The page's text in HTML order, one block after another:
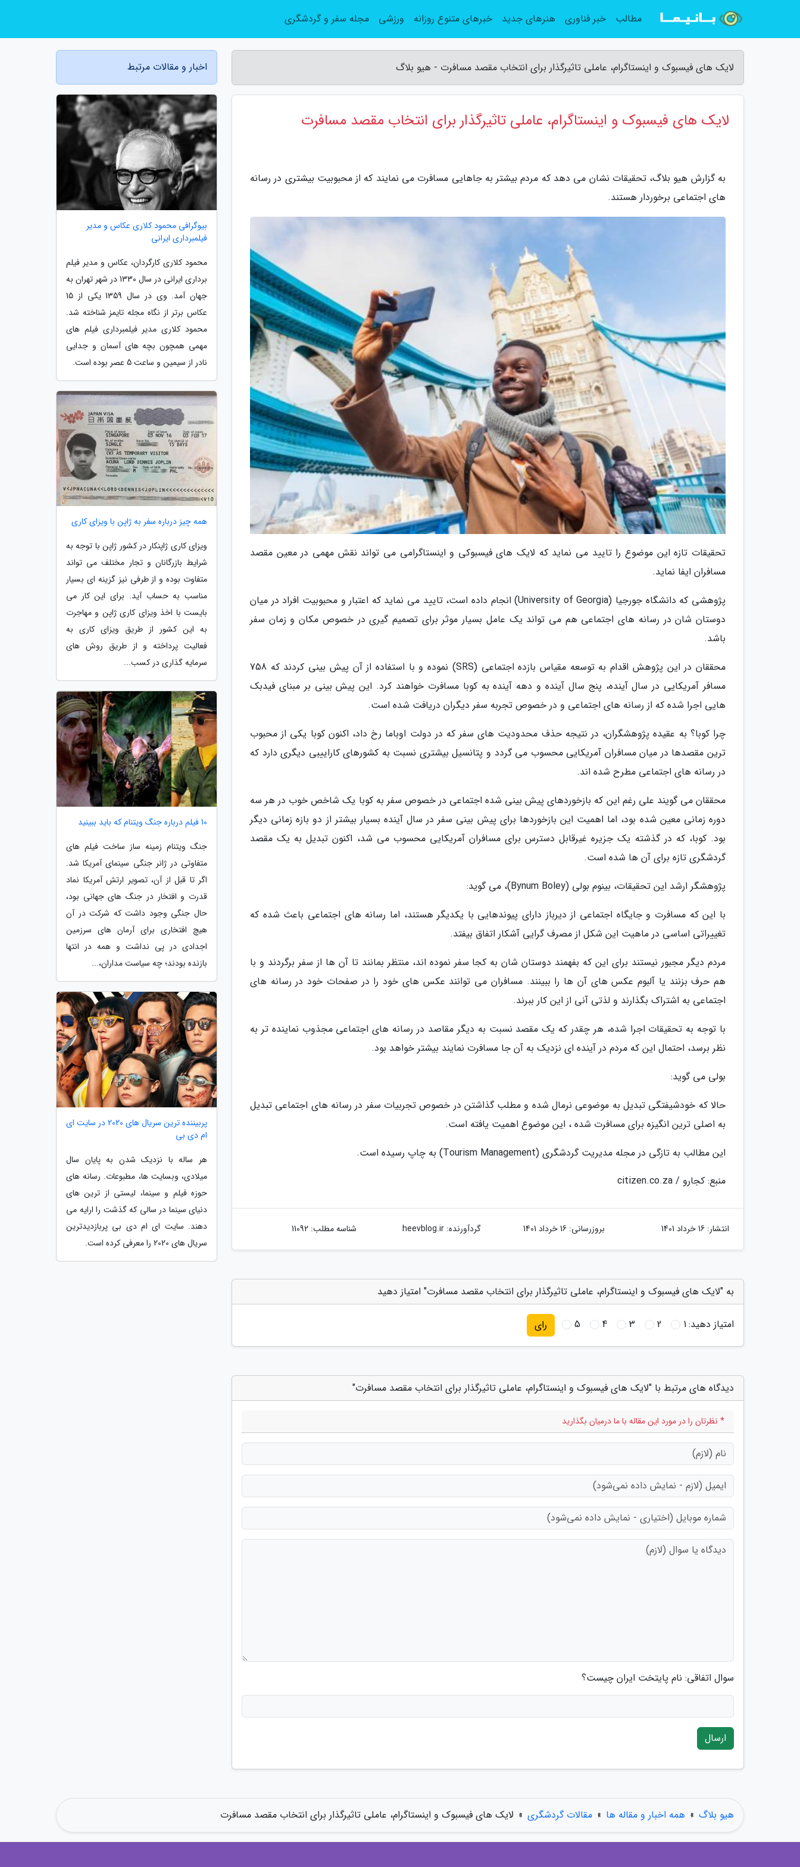
لایک های فیسبوک و اینستاگرام، عاملی تاثیرگذار برای انتخاب مقصد مسافرت - هیو بلاگ
لایک های فیسبوک و اینستاگرام، عاملی تاثیرگذار برای انتخاب مقصد مسافرت
به گزارش هیو بلاگ، تحقیقات نشان می دهد که مردم بیشتر به جاهایی مسافرت می نمایند که از محبوبیت بیشتری در رسانه
های اجتماعی برخوردار هستند.
تحقیقات تازه این موضوع را تایید می نماید که لایک های فیسبوکی و اینستاگرامی می تواند نقش مهمی در معین مقصد
مسافران ایفا نماید.
پژوهشی که دانشگاه جورجیا (University of Georgia) انجام داده است، تایید می نماید که اعتبار و محبوبیت افراد در میان
دوستان شان در رسانه های اجتماعی هم می تواند یک عامل بسیار موثر برای تصمیم گیری در خصوص مکان و زمان سفر
باشد.
محققان در این پژوهش اقدام به توسعه مقیاس بازده اجتماعی (SRS) نموده و با استفاده از آن پیش بینی کردند که 758
مسافر آمریکایی در سال آینده، پنج سال آینده و دهه آینده به کوبا مسافرت خواهند کرد. این پیش بینی بر مبنای فیدبک
هایی اجرا شده که از رسانه های اجتماعی و در خصوص تجربه سفر دیگران دریافت شده است.
چرا کوبا؟ به عقیده پژوهشگران، در نتیجه حذف محدودیت های سفر که در دولت اوباما رخ داد، اکنون کوبا یکی از محبوب
ترین مقصدها در میان مسافران آمریکایی محسوب می گردد و پتانسیل بیشتری نسبت به کشورهای کاراییبی دیگری دارد که
در رسانه های اجتماعی مطرح شده اند.
محققان می گویند علی رغم این که بازخوردهای پیش بینی شده اجتماعی در خصوص سفر به کوبا یک شاخص خوب در هر سه
دوره زمانی معین شده بود، اما اهمیت این بازخوردها برای پیش بینی سفر در سال آینده بسیار بیشتر از دو بازه زمانی دیگر
بود. کوبا، که در گذشته یک جزیره غیرقابل دسترس برای مسافران آمریکایی محسوب می شد، اکنون تبدیل به یک مقصد
گردشگری تازه برای آن ها شده است.
پژوهشگر ارشد این تحقیقات، بینوم بولی (Bynum Boley)، می گوید:
با این که مسافرت و جایگاه اجتماعی از دیرباز دارای پیوندهایی با یکدیگر هستند، اما رسانه های اجتماعی باعث شده که
تغییراتی اساسی در ماهیت این شکل از مصرف گرایی آشکار اتفاق بیفتد.
مردم دیگر مجبور نیستند برای این که بفهمند دوستان شان به کجا سفر نموده اند، منتظر بمانند تا آن ها از سفر برگردند و با
هم حرف بزنند یا آلبوم عکس های آن ها را ببینند. مسافران می توانند عکس های خود را در صفحات خود در رسانه های
اجتماعی به اشتراک بگذارند و لذتی آنی از این کار ببرند.
با توجه به تحقیقات اجرا شده، هر چقدر که یک مقصد نسبت به دیگر مقاصد در رسانه های اجتماعی مجذوب نماینده تر به
نظر برسد، احتمال این که مردم در آینده ای نزدیک به آن جا مسافرت نمایند بیشتر خواهد بود.
بولی می گوید:
حالا که خودشیفتگی تبدیل به موضوعی نرمال شده و مطلب گذاشتن در خصوص تجربیات سفر در رسانه های اجتماعی تبدیل
به اصلی ترین انگیزه برای مسافرت شده ، این موضوع اهمیت یافته است.
این مطالب به تازگی در مجله مدیریت گردشگری (Tourism Management) به چاپ رسیده است.
منبع: کجارو / citizen.co.za
انتشار: 16 خرداد 1401 بروزرسانی: 16 خرداد 1401 گردآورنده:heevblog.ir شناسه مطلب: 11092
به "لایک های فیسبوک و اینستاگرام، عاملی تاثیرگذار برای انتخاب مقصد مسافرت" امتیاز دهید
امتیاز دهید:1
2
3
4
5 رای
دیدگاه های مرتبط با "لایک های فیسبوک و اینستاگرام، عاملی تاثیرگذار برای انتخاب مقصد مسافرت"
* نظرتان را در مورد این مقاله با ما درمیان بگذارید
سوال اتفاقی: نام پایتخت ایران چیست؟
ارسال
اخبار و مقالات مرتبط
بیوگرافی محمود کلاری عکاس و مدیر
فیلمبرداری ایرانی
محمود کلاری کارگردان، عکاس و مدیر فیلم
برداری ایرانی در سال 1330 در شهر تهران به
جهان آمد. وی در سال 1359 یکی از 15
عکاس برتر از نگاه مجله تایمز شناخته شد.
محمود کلاری مدیر فیلمبرداری فیلم های
مهمی همچون بچه های آسمان و جدایی
نادر از سیمین و ساعت 5 عصر بوده است.
همه چیز درباره سفر به ژاپن با ویزای کاری
ویزای کاری ژاپنکار در کشور ژاپن با توجه به
شرایط بازرگانان و تجار مختلف می تواند
متفاوت بوده و از طرفی نیز گزینه ای بسیار
مناسب به حساب آید. برای این کار می
بایست با اخذ ویزای کاری ژاپن و مهاجرت
به این کشور از طریق ویزای کاری به
فعالیت پرداخته و از طریق روش های
سرمایه گذاری در کسب...
10 فیلم درباره جنگ ویتنام که باید ببینید
جنگ ویتنام زمینه ساز ساخت فیلم های
متفاوتی در ژانر جنگی سینمای آمریکا شد.
اگر تا قبل از آن، تصویر ارتش آمریکا نماد
قدرت و افتخار در جنگ های جهانی بود،
حال جنگی وجود داشت که شرکت در آن
هیچ افتخاری برای آرمان های سرزمین
اجدادی در پی نداشت و همه در انتها
بازنده بودند؛ چه سیاست مداران،...
پربیننده ترین سریال های 2020 در سایت ای
ام دی بی
هر ساله با نزدیک شدن به پایان سال
میلادی، وبسایت ها، مطبوعات. رسانه های
حوزه فیلم و سینما، لیستی از ترین های
دنیای سینما در سالی که گذشت را ارایه می
دهند. سایت ای ام دی بی پربازدیدترین
سریال های 2020 را معرفی کرده است.
هیو بلاگ » همه اخبار و مقاله ها » مقالات گردشگری » لایک های فیسبوک و اینستاگرام، عاملی تاثیرگذار برای انتخاب مقصد مسافرت
مطالب خبر فناوری هنرهای جدید خبرهای متنوع روزانه ورزشی مجله سفر و گردشگری